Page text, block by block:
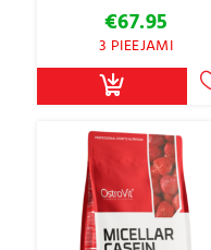
€67.95
3 PIEEJAMI